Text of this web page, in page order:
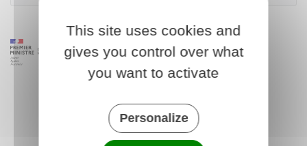
This site uses cookies and
gives you control over what
you want to activate
Personalize